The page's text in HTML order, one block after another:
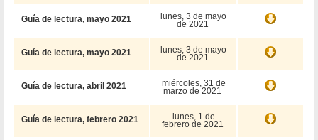
Guía de lectura, mayo 2021 lunes, 3 de mayo
de 2021
Guía de lectura, mayo 2021 lunes, 3 de mayo
de 2021
Guía de lectura, abril 2021 miércoles, 31 de
marzo de 2021
Guía de lectura, febrero 2021 lunes, 1 de
febrero de 2021